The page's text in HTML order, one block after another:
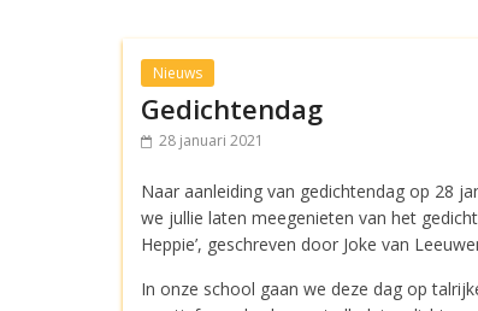
Nieuws
Gedichtendag
28 januari 2021
Naar aanleiding van gedichtendag op 28
we jullie laten meegenieten van het gedicht
Heppie’, geschreven door Joke van
In onze school gaan we deze dag op